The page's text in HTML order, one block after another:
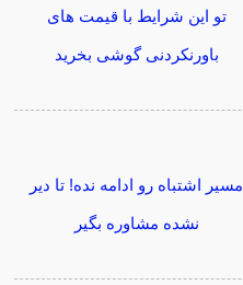
تو این شرایط با قیمت های
باورنکردنی گوشی بخرید
مسیر اشتباه رو ادامه نده! تا دیر
نشده مشاوره بگیر